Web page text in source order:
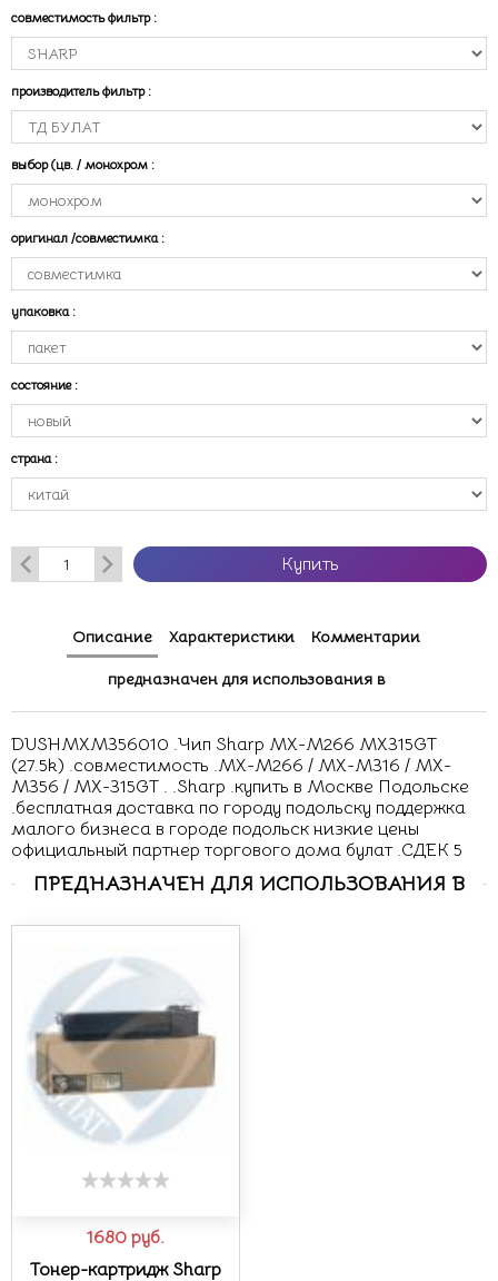
совместимость фильтр :
производитель фильтр :
выбор (цв. / монохром :
оригинал /совместимка :
упаковка :
состояние :
страна :
Купить
Описание Характеристики Комментарии
предназначен для использования в
DUSHMXM356010 .Чип Sharp MX-M266 MX315GT
(27.5k) .совместимость .MX-M266 / MX-M316 / MX-
M356 / MX-315GT . .Sharp .купить в Москве Подольске
.бесплатная доставка по городу подольску поддержка
малого бизнеса в городе подольск низкие цены
официальный партнер торгового дома булат .СДЕК 5
ПРЕДНАЗНАЧЕН ДЛЯ ИСПОЛЬЗОВАНИЯ В
1680 руб.
Тонер-картридж Sharp